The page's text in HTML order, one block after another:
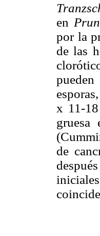
en
por la
de las
x 11-
de